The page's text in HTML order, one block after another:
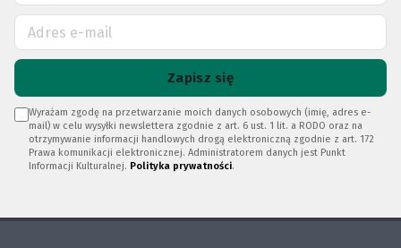
Zapisz się
Wyrażam zgodę na przetwarzanie moich danych osobowych (imię, adres e-
mail) w celu wysyłki newslettera zgodnie z art. 6 ust. 1 lit. a RODO oraz na
otrzymywanie informacji handlowych drogą elektroniczną zgodnie z art. 172
Prawa komunikacji elektronicznej. Administratorem danych jest Punkt
Informacji Kulturalnej. Polityka prywatności.